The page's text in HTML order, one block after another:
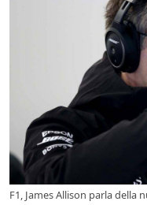
F1, James Allison parla della